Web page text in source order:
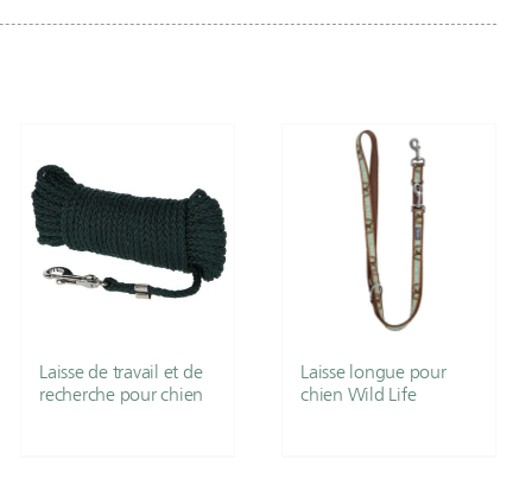
Laisse de travail et de
recherche pour chien
Laisse longue pour
chien Wild Life